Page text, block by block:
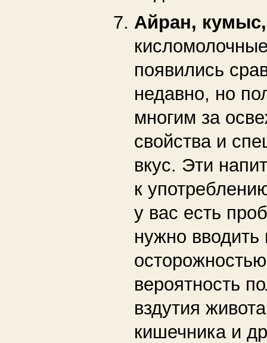
Айран,
появились
недавно, но
многим за
свойства и
вкус. Эти
к
у вас есть
нужно
вероятность
вздутия
кишечника и